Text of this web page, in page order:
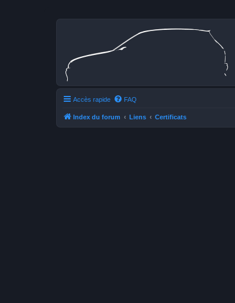
Accès rapide FAQ
Index du forum Liens Certificats